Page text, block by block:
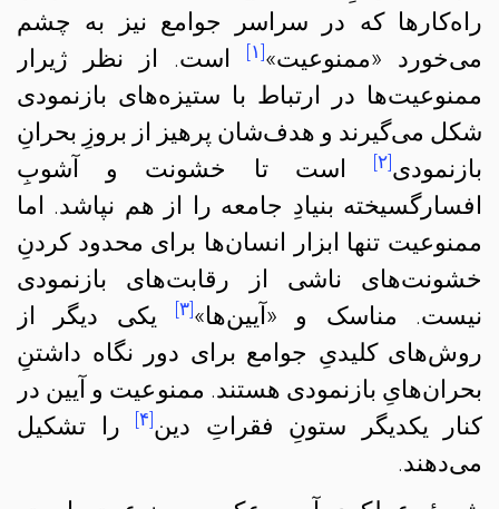
راه‌کارها که در سراسر جوامع نیز به چشم
می‌خورد «ممنوعیت»[۱]
است. از نظر ژیرار
ممنوعیت‌ها در ارتباط با ستیزه‌های بازنمودی
شکل می‌گیرند و هدف‌شان پرهیز از بروزِ بحرانِ
بازنمودی[۲]
است تا خشونت و آشوبِ
افسارگسیخته بنیادِ جامعه را از هم نپاشد. اما
ممنوعیت تنها ابزار انسان‌ها برای محدود کردنِ
خشونت‌های ناشی از رقابت‌های بازنمودی
نیست. مناسک و «آیین‌ها»[۳]
یکی دیگر از
روش‌های کلیدیِ جوامع برای دور نگاه داشتنِ
بحران‌هایِ بازنمودی هستند. ممنوعیت و آیین در
کنار یکدیگر ستونِ فقراتِ دین[۴]
را تشکیل
می‌دهند.